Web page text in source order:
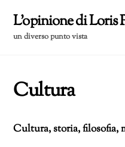
content
L'opinione di Loris
un diverso punto vista
Cultura
Cultura, storia, filosofia,